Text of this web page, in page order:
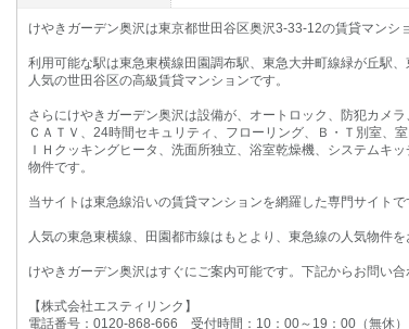
けやきガーデン奥沢は東京都世田谷区奥沢3-33-12の賃貸マンシ
利用可能な駅は東急東横線田園調布駅、東急大井町線緑が丘駅
人気の世田谷区の高級賃貸マンションです。
さらにけやきガーデン奥沢は設備が、オートロック、防犯カメ
ＣＡＴＶ、24時間セキュリティ、フローリング、Ｂ・Ｔ別室、
ＩＨクッキングヒータ、洗面所独立、浴室乾燥機、システムキ
物件です。
当サイトは東急線沿いの賃貸マンションを網羅した専門サイトで
人気の東急東横線、田園都市線はもとより、東急線の人気物件を
けやきガーデン奥沢はすぐにご案内可能です。下記からお問い合
【株式会社エスティリンク】
電話番号：0120-868-666 受付時間：10：00～19：00（無休）